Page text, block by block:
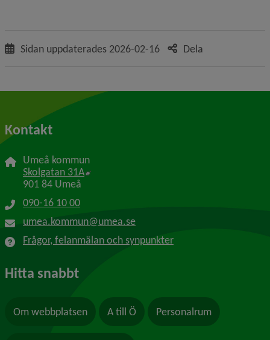
Sidan uppdaterades 2026-02-16 Dela
Kontakt
Umeå kommun
Skolgatan 31A Länk till annan webbplats, öppnas i nytt
901 84 Umeå
090-16 10 00
umea.kommun@umea.se
Frågor, felanmälan och synpunkter
Hitta snabbt
Om webbplatsen A till Ö Personalrum